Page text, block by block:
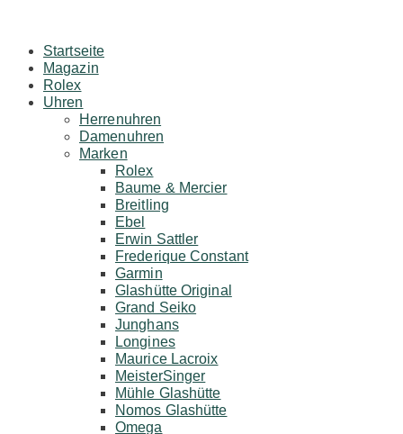
Startseite
Magazin
Rolex
Uhren
Herrenuhren
Damenuhren
Marken
Rolex
Baume & Mercier
Breitling
Ebel
Erwin Sattler
Frederique Constant
Garmin
Glashütte Original
Grand Seiko
Junghans
Longines
Maurice Lacroix
MeisterSinger
Mühle Glashütte
Nomos Glashütte
Omega